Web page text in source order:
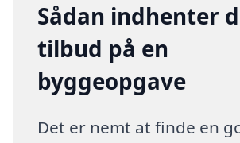
Sådan indhenter
tilbud på en
byggeopgave
Det er nemt at finde en